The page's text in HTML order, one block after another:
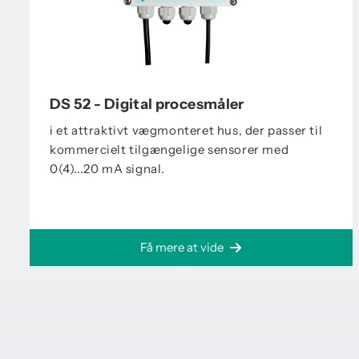
DS 52 - Digital procesmåler
i et attraktivt vægmonteret hus, der passer til
kommercielt tilgængelige sensorer med
0(4)...20 mA signal.
Få mere at vide